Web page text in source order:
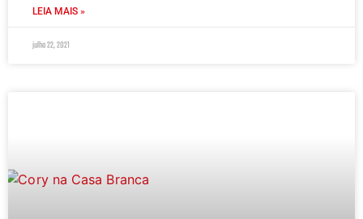
LEIA MAIS »
julho 22, 2021